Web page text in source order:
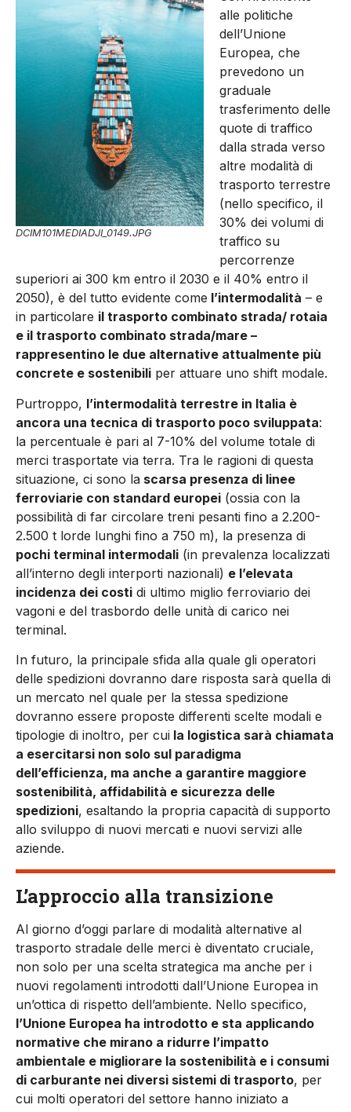
DCIM101MEDIADJI_0149.JPG
alle politiche
dell’Unione
Europea, che
prevedono un
graduale
trasferimento delle
quote di traffico
dalla strada verso
altre modalità di
trasporto terrestre
(nello specifico, il
30% dei volumi di
traffico su
percorrenze
superiori ai 300 km entro il 2030 e il 40% entro il
2050), è del tutto evidente come l’intermodalità – e
in particolare il trasporto combinato strada/ rotaia
e il trasporto combinato strada/mare –
rappresentino le due alternative attualmente più
concrete e sostenibili per attuare uno shift modale.
Purtroppo, l’intermodalità terrestre in Italia è
ancora una tecnica di trasporto poco sviluppata:
la percentuale è pari al 7-10% del volume totale di
merci trasportate via terra. Tra le ragioni di questa
situazione, ci sono la scarsa presenza di linee
ferroviarie con standard europei (ossia con la
possibilità di far circolare treni pesanti fino a 2.200-
2.500 t lorde lunghi fino a 750 m), la presenza di
pochi terminal intermodali (in prevalenza localizzati
all’interno degli interporti nazionali) e l’elevata
incidenza dei costi di ultimo miglio ferroviario dei
vagoni e del trasbordo delle unità di carico nei
terminal.
In futuro, la principale sfida alla quale gli operatori
delle spedizioni dovranno dare risposta sarà quella di
un mercato nel quale per la stessa spedizione
dovranno essere proposte differenti scelte modali e
tipologie di inoltro, per cui la logistica sarà chiamata
a esercitarsi non solo sul paradigma
dell’efficienza, ma anche a garantire maggiore
sostenibilità, affidabilità e sicurezza delle
spedizioni, esaltando la propria capacità di supporto
allo sviluppo di nuovi mercati e nuovi servizi alle
aziende.
L’approccio alla transizione
Al giorno d’oggi parlare di modalità alternative al
trasporto stradale delle merci è diventato cruciale,
non solo per una scelta strategica ma anche per i
nuovi regolamenti introdotti dall’Unione Europea in
un’ottica di rispetto dell’ambiente. Nello specifico,
l’Unione Europea ha introdotto e sta applicando
normative che mirano a ridurre l’impatto
ambientale e migliorare la sostenibilità e i consumi
di carburante nei diversi sistemi di trasporto, per
cui molti operatori del settore hanno iniziato a